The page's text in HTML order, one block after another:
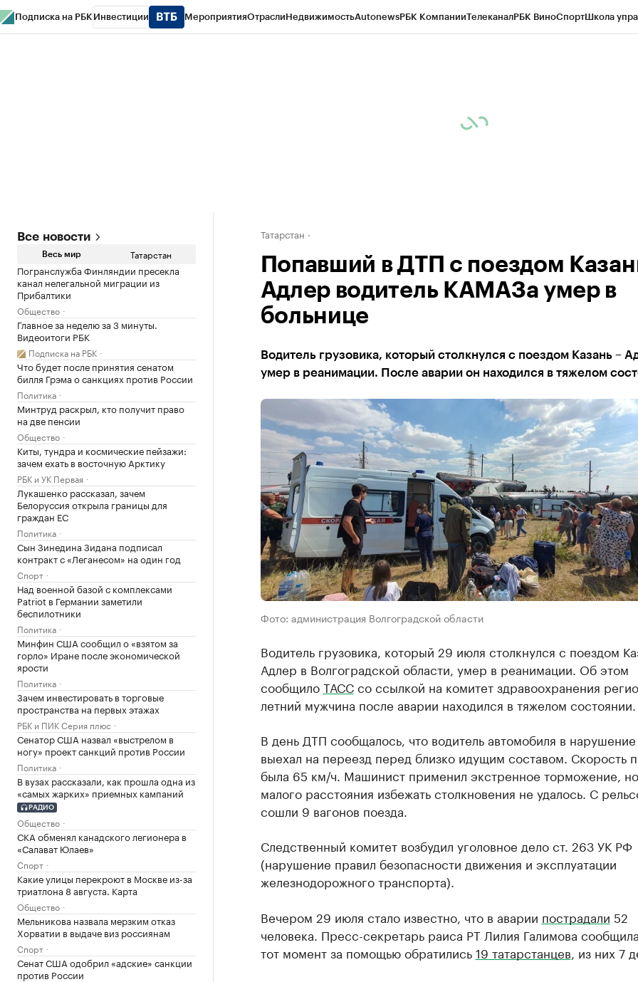
Подписка на РБК Инвестиции МероприятияОтраслиНедвижимостьAutonewsРБК КомпанииТелеканалРБК ВиноСпортШкола
Все новости
Весь мир Татарстан
Погранслужба Финляндии пресекла
канал нелегальной миграции из
Прибалтики
Общество
Главное за неделю за 3 минуты.
Видеоитоги РБК
Подписка на РБК
Что будет после принятия сенатом
билля Грэма о санкциях против России
Политика
Минтруд раскрыл, кто получит право
на две пенсии
Общество
Киты, тундра и космические пейзажи:
зачем ехать в восточную Арктику
РБК и УК Первая
Лукашенко рассказал, зачем
Белоруссия открыла границы для
граждан ЕС
Политика
Сын Зинедина Зидана подписал
контракт с «Леганесом» на один год
Спорт
Над военной базой с комплексами
Patriot в Германии заметили
беспилотники
Политика
Минфин США сообщил о «взятом за
горло» Иране после экономической
ярости
Политика
Зачем инвестировать в торговые
пространства на первых этажах
РБК и ПИК Серия плюс
Сенатор США назвал «выстрелом в
ногу» проект санкций против России
Политика
В вузах рассказали, как прошла одна из
«самых жарких» приемных кампаний
РАДИО
Общество
СКА обменял канадского легионера в
«Салават Юлаев»
Спорт
Какие улицы перекроют в Москве из-за
триатлона 8 августа. Карта
Общество
Мельникова назвала мерзким отказ
Хорватии в выдаче виз россиянам
Спорт
Сенат США одобрил «адские» санкции
против России
Татарстан
Попавший в ДТП с поездом
Адлер водитель КАМАЗа умер в
больнице
Водитель грузовика, который столкнулся с поездом Казань –
умер в реанимации. После аварии он находился в тяжелом
Фото: администрация Волгоградской области
Водитель грузовика, который 29 июля столкнулся с поездом
Адлер в Волгоградской области, умер в реанимации. Об этом
сообщилоТАССсо ссылкой на комитет здравоохранения
летний мужчина после аварии находился в тяжелом состоянии.
В день ДТП сообщалось, что водитель автомобиля в
выехал на переезд перед близко идущим составом. Скорость
была 65 км/ч. Машинист применил экстренное торможение,
малого расстояния избежать столкновения не удалось. С
сошли 9 вагонов поезда.
Следственный комитет возбудил уголовное дело ст. 263 УК РФ
(нарушение правил безопасности движения и эксплуатации
железнодорожного транспорта).
Вечером 29 июля стало известно, что в аварии пострадали 52
человека. Пресс-секретарь раиса РТ Лилия Галимова
тот момент за помощью обратились19 татарстанцев , из них 7